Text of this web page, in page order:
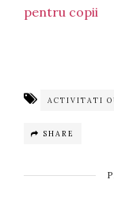
pentru copii
ACTIVITATI
SHARE